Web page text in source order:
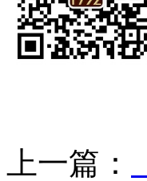
上一篇：